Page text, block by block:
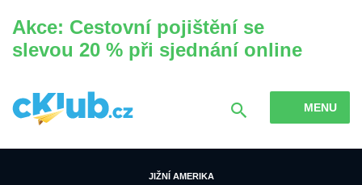
Akce: Cestovní pojištění se
slevou 20 % při sjednání online
MENU
JIŽNÍ AMERIKA